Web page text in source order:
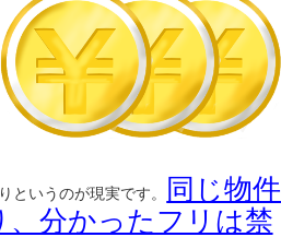
というのが現実です。
同じ物件
分かったフリは禁